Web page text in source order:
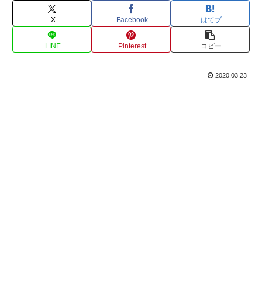
X Facebook はてブ
LINE Pinterest コピー
2020.03.23